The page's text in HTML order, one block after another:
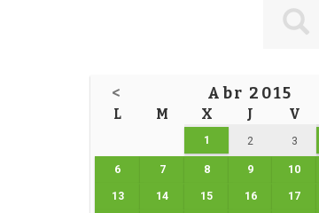
< Abr 2015
L M X J V
1 2 3
6 7 8 9 10
13 14 15 16 17